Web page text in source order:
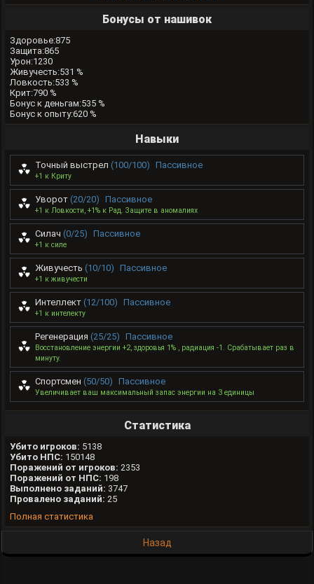
Бонусы от нашивок
Здоровье:875
Защита:865
Урон:1230
Живучесть:531 %
Ловкость:533 %
Крит:790 %
Бонус к деньгам:535 %
Бонус к опыту:620 %
Навыки
Точный выстрел (100/100) Пассивное
+1 к Криту
Уворот (20/20) Пассивное
+1 к Ловкости, +1% к Рад. Защите в аномалиях
Силач (0/25) Пассивное
+1 к силе
Живучесть (10/10) Пассивное
+1 к живучести
Интеллект (12/100) Пассивное
+1 к интелекту
Регенерация (25/25) Пассивное
Восстановление энергии +2, здоровья 1% , радиация -1. Срабатывает раз в
минуту.
Спортсмен (50/50) Пассивное
Увеличивает ваш максимальный запас энергии на 3 единицы
Статистика
Убито игроков: 5138
Убито НПС: 150148
Поражений от игроков: 2353
Поражений от НПС: 198
Выполнено заданий: 3747
Провалено заданий: 25
Полная статистика
Назад